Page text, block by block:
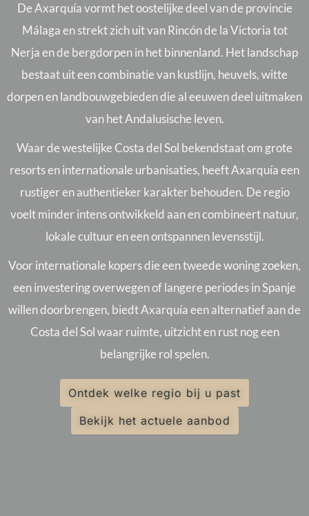
De Axarquía vormt het oostelijke deel van de provincie
Málaga en strekt zich uit van Rincón de la Victoria tot
Nerja en de bergdorpen in het binnenland. Het landschap
bestaat uit een combinatie van kustlijn, heuvels, witte
dorpen en landbouwgebieden die al eeuwen deel uitmaken
van het Andalusische leven.
Waar de westelijke Costa del Sol bekendstaat om grote
resorts en internationale urbanisaties, heeft Axarquía een
rustiger en authentieker karakter behouden. De regio
voelt minder intens ontwikkeld aan en combineert natuur,
lokale cultuur en een ontspannen levensstijl.
Voor internationale kopers die een tweede woning zoeken,
een investering overwegen of langere periodes in Spanje
willen doorbrengen, biedt Axarquía een alternatief aan de
Costa del Sol waar ruimte, uitzicht en rust nog een
belangrijke rol spelen.
Ontdek welke regio bij u past
Bekijk het actuele aanbod